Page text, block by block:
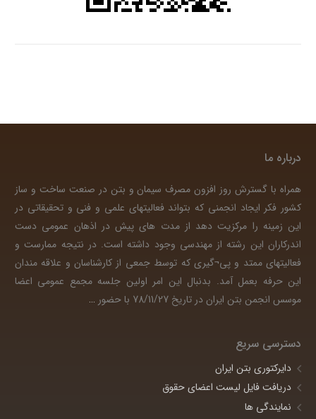
درباره ما
همراه با گسترش روز افزون مصرف سیمان و بتن در صنعت ساخت و ساز
کشور فکر ایجاد انجمنی که بتواند فعالیتهای علمی و فنی و تحقیقاتی در
این زمینه را مرکزیت دهد از مدت های پیش در اذهان عمومی دست
اندرکاران این رشته از مهندسی وجود داشته است. در نتیجه ممارست و
فعالیتهای ممتد و پی¬گیری که توسط جمعی از کارشناسان و علاقه مندان
این حرفه بعمل آمد. بدنبال این امر اولین جلسه مجمع عمومی اعضا
موسس انجمن بتن ایران در تاریخ 78/11/27 با حضور
…
دسترسی سریع
دایرکتوری بتن ایران
دریافت فایل لیست اعضای حقوق
نمایندگی ها